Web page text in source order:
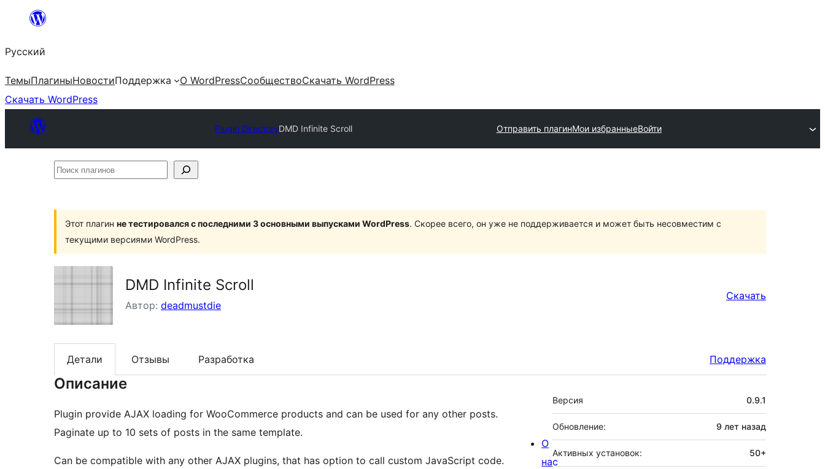
Перейти
содержимому
Русский
ТемыПлагиныНовостиПоддержка О WordPressСообществоСкачать WordPress
Скачать WordPress
Plugin DirectoryDMD Infinite Scroll Отправить плагинМои избранныеВойти
Поиск
Этот плагин не тестировался с последними 3 основными выпусками WordPress. Скорее всего, он уже не поддерживается и может быть несовместим с
текущими версиями WordPress.
DMD Infinite Scroll
Автор: deadmustdie
Скачать
Детали Отзывы Разработка Поддержка
Описание
Plugin provide AJAX loading for WooCommerce products and can be used for any other posts.
Paginate up to 10 sets of posts in the same template.
Can be compatible with any other AJAX plugins, that has option to call custom JavaScript code.
Мета
Версия 0.9.1
Обновление: 9 лет назад
Активных установок: 50+
О
нас